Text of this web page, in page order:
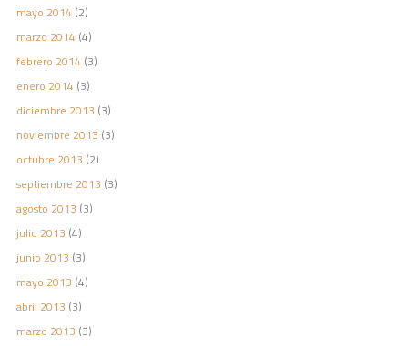
mayo 2014 (2)
marzo 2014 (4)
febrero 2014 (3)
enero 2014 (3)
diciembre 2013 (3)
noviembre 2013 (3)
octubre 2013 (2)
septiembre 2013 (3)
agosto 2013 (3)
julio 2013 (4)
junio 2013 (3)
mayo 2013 (4)
abril 2013 (3)
marzo 2013 (3)